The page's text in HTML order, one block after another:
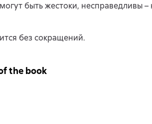
быть жестоки, несправедливы –
без сокращений.
the book